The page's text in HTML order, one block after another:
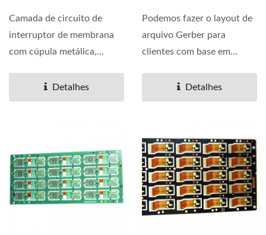
Camada de circuito de
interruptor de membrana
com cúpula metálica,
Detalhes
Podemos fazer o layout de
arquivo Gerber para
clientes com base em
Detalhes